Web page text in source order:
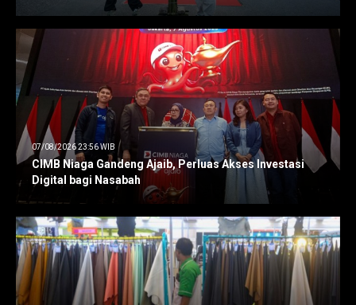
07/08/2026 23:56 WIB
CIMB Niaga Gandeng Ajaib, Perluas Akses Investasi
Digital bagi Nasabah